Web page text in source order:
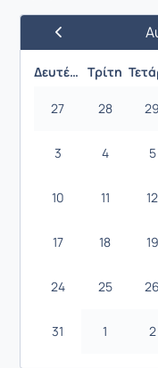
Προηγούμενος
Δευτέρα Τρίτη
27 28 29
3 4 5
10 11 12
17 18 19
24 25 26
31 1 2